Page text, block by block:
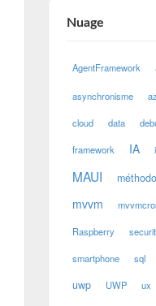
Nuage
AgentFramework
asynchronisme
cloud data
framework IA
MAUI
mvvm
Raspberry
smartphone sql
uwp
UWP ux